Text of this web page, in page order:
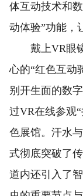
体互动技术和
动体验”功能，
戴上VR眼镜
心的“红色互动
别开生面的数
过VR在线参观
色展馆。汗水
式彻底突破了
道内还引入了